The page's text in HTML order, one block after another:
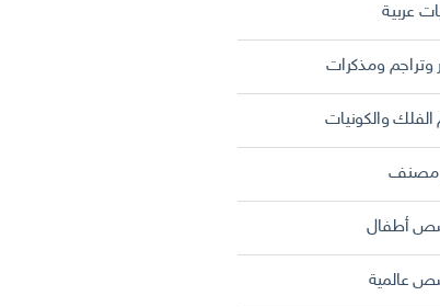
عربية
وتراجم ومذكرات
الفلك والكونيات
مصنف
أطفال
عالمية